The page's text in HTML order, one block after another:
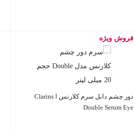
بستن
فروش ویژه
دور چشم دابل سرم کلارنس ا Clarins
Double Serum Eye